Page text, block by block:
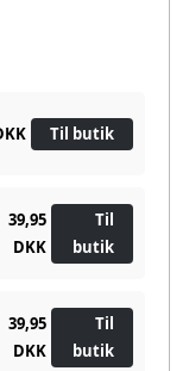
Til butik
39,95
DKK
Til
butik
39,95
DKK
Til
butik